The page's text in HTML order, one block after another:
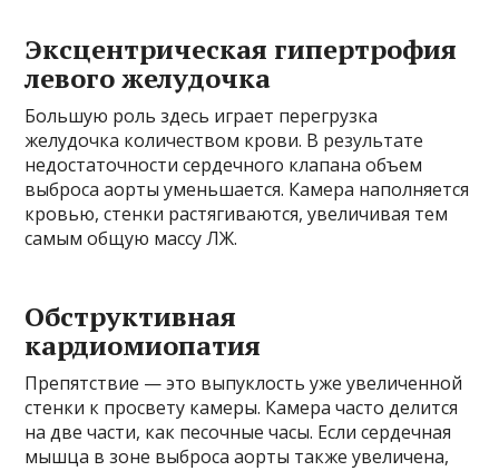
Эксцентрическая гипертрофия
левого желудочка
Большую роль здесь играет перегрузка
желудочка количеством крови. В результате
недостаточности сердечного клапана объем
выброса аорты уменьшается. Камера наполняется
кровью, стенки растягиваются, увеличивая тем
самым общую массу ЛЖ.
Обструктивная
кардиомиопатия
Препятствие — это выпуклость уже увеличенной
стенки к просвету камеры. Камера часто делится
на две части, как песочные часы. Если сердечная
мышца в зоне выброса аорты также увеличена,